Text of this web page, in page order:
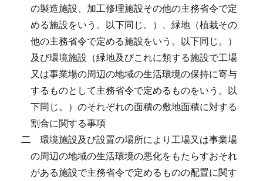
の製造施設、加工修理施設その他の主務省令で定
める施設をいう。以下同じ。）、緑地（植栽その
他の主務省令で定める施設をいう。以下同じ。）
及び環境施設（緑地及びこれに類する施設で工場
又は事業場の周辺の地域の生活環境の保持に寄与
するものとして主務省令で定めるものをいう。以
下同じ。）のそれぞれの面積の敷地面積に対する
割合に関する事項
二 環境施設及び設置の場所により工場又は事業場
の周辺の地域の生活環境の悪化をもたらすおそれ
がある施設で主務省令で定めるものの配置に関す